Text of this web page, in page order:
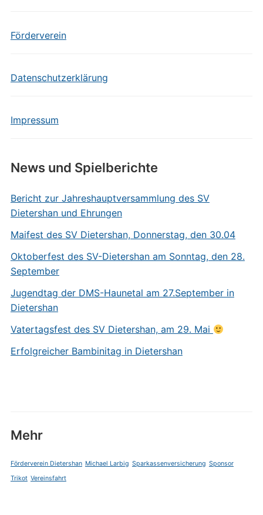
Förderverein
Datenschutzerklärung
Impressum
News und Spielberichte
Bericht zur Jahreshauptversammlung des SV
Dietershan und Ehrungen
Maifest des SV Dietershan, Donnerstag, den 30.04
Oktoberfest des SV-Dietershan am Sonntag, den 28.
September
Jugendtag der DMS-Haunetal am 27.September in
Dietershan
Vatertagsfest des SV Dietershan, am 29. Mai
Erfolgreicher Bambinitag in Dietershan
Mehr
Förderverein Dietershan Michael Larbig Sparkassenversicherung Sponsor
Trikot Vereinsfahrt